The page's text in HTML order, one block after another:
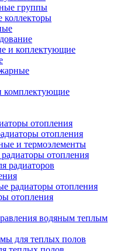
группы
коллекторы
и коплектующие
комплектующие
отопления
отопления
и термоэлементы
отопления
радиаторов
радиаторы отопления
отопления
водяным теплым
для теплых полов